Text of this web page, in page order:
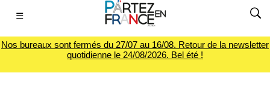
☰
Nos bureaux sont fermés du 27/07 au 16/08. Retour de la newsletter
quotidienne le 24/08/2026. Bel été !